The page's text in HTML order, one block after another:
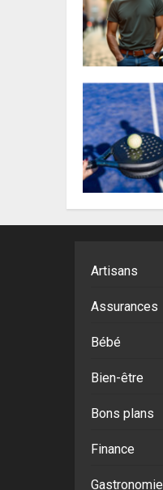
Artisans
Assurances
Bébé
Bien-être
Bons plans
Finance
Gastronomie